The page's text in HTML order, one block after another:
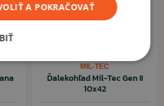
MIL-TEC
Ďalekohľad Mil-Tec Gen II
10x42
A POKRAČOVAŤ